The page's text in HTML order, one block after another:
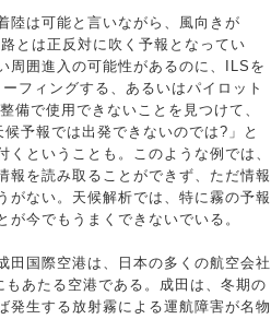
陸は可能と言いながら、風向きが
とは正反対に吹く予報となってい
周囲進入の可能性があるのに、ILSを
フィングする、あるいはパイロット
備で使用できないことを見つけて、
予報では出発できないのでは?」と
ということも。このような例では、
報を読み取ることができず、ただ情報
がない。天候解析では、特に霧の予報
今でもうまくできないでいる。
田国際空港は、日本の多くの航空会社
あたる空港である。成田は、冬期の
発生する放射霧による運航障害が名物